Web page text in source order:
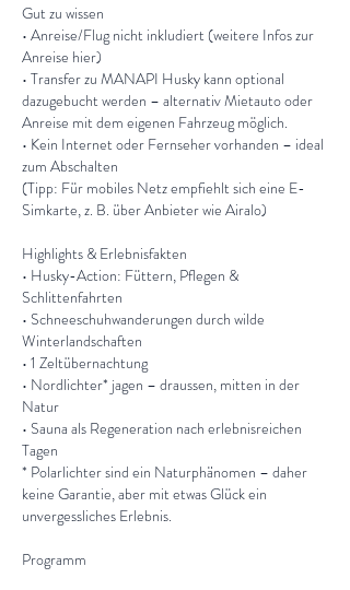
Gut zu wissen
• Anreise/Flug nicht inkludiert (weitere Infos zur
Anreise hier)
• Transfer zu MANAPI Husky kann optional
dazugebucht werden – alternativ Mietauto oder
Anreise mit dem eigenen Fahrzeug möglich.
• Kein Internet oder Fernseher vorhanden – ideal
zum Abschalten
(Tipp: Für mobiles Netz empfiehlt sich eine E-
Simkarte, z. B. über Anbieter wie Airalo)
Highlights & Erlebnisfakten
• Husky-Action: Füttern, Pflegen &
Schlittenfahrten
• Schneeschuhwanderungen durch wilde
Winterlandschaften
• 1 Zeltübernachtung
• Nordlichter* jagen – draussen, mitten in der
Natur
• Sauna als Regeneration nach erlebnisreichen
Tagen
* Polarlichter sind ein Naturphänomen – daher
keine Garantie, aber mit etwas Glück ein
unvergessliches Erlebnis.
Programm